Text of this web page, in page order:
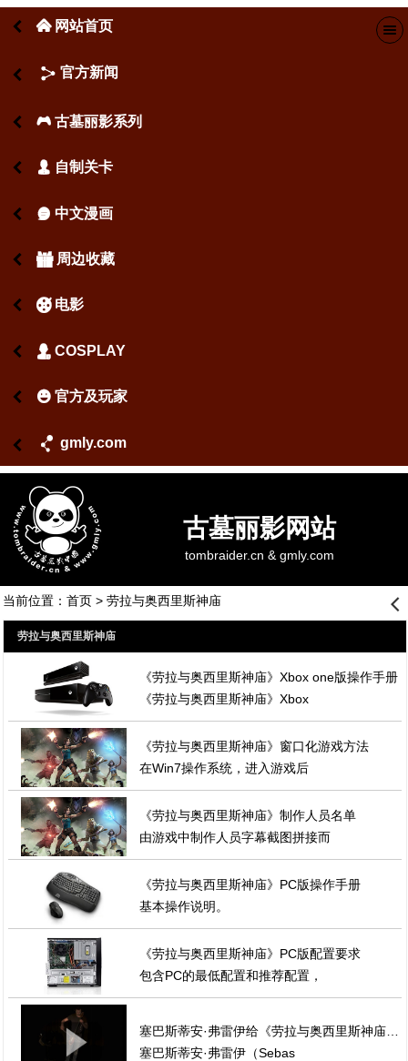
󰄫 网站首页
官方新闻
󰂪 古墓丽影系列
󰃬 自制关卡
󰇫 中文漫画
󰁅 周边收藏
󰉾 电影
󰄋 COSPLAY
󰄳 官方及玩家
gmly.com
古墓丽影网站
tombraider.cn & gmly.com
当前位置： 首页> 劳拉与奥西里斯神庙 󰊒
劳拉与奥西里斯神庙
《劳拉与奥西里斯神庙》Xbox one版操作手册
《劳拉与奥西里斯神庙》Xbox
《劳拉与奥西里斯神庙》窗口化游戏方法
在Win7操作系统，进入游戏后
《劳拉与奥西里斯神庙》制作人员名单
由游戏中制作人员字幕截图拼接而
《劳拉与奥西里斯神庙》PC版操作手册
基本操作说明。
《劳拉与奥西里斯神庙》PC版配置要求
包含PC的最低配置和推荐配置，
塞巴斯蒂安·弗雷伊（Sebas